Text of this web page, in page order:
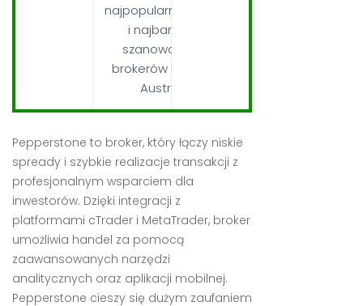
najpopularniejszych
i najbardziej
szanowanych
brokerów Forex w
Australii
Pepperstone to broker, który łączy niskie
spready i szybkie realizacje transakcji z
profesjonalnym wsparciem dla
inwestorów. Dzięki integracji z
platformami cTrader i MetaTrader, broker
umożliwia handel za pomocą
zaawansowanych narzędzi
analitycznych oraz aplikacji mobilnej.
Pepperstone cieszy się dużym zaufaniem